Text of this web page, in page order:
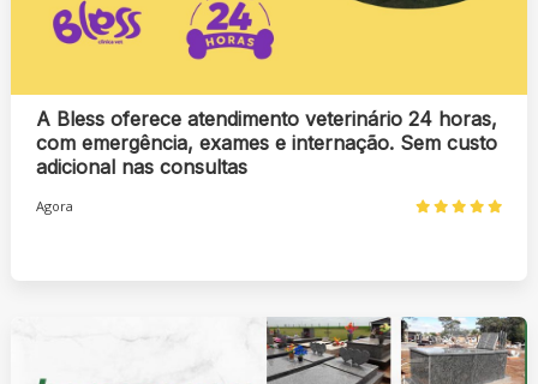
A Bless oferece atendimento veterinário 24 horas,
com emergência, exames e internação. Sem custo
adicional nas consultas
Agora